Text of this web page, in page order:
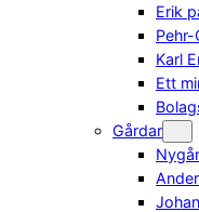
Erik
Karl
Ett
Gårdar